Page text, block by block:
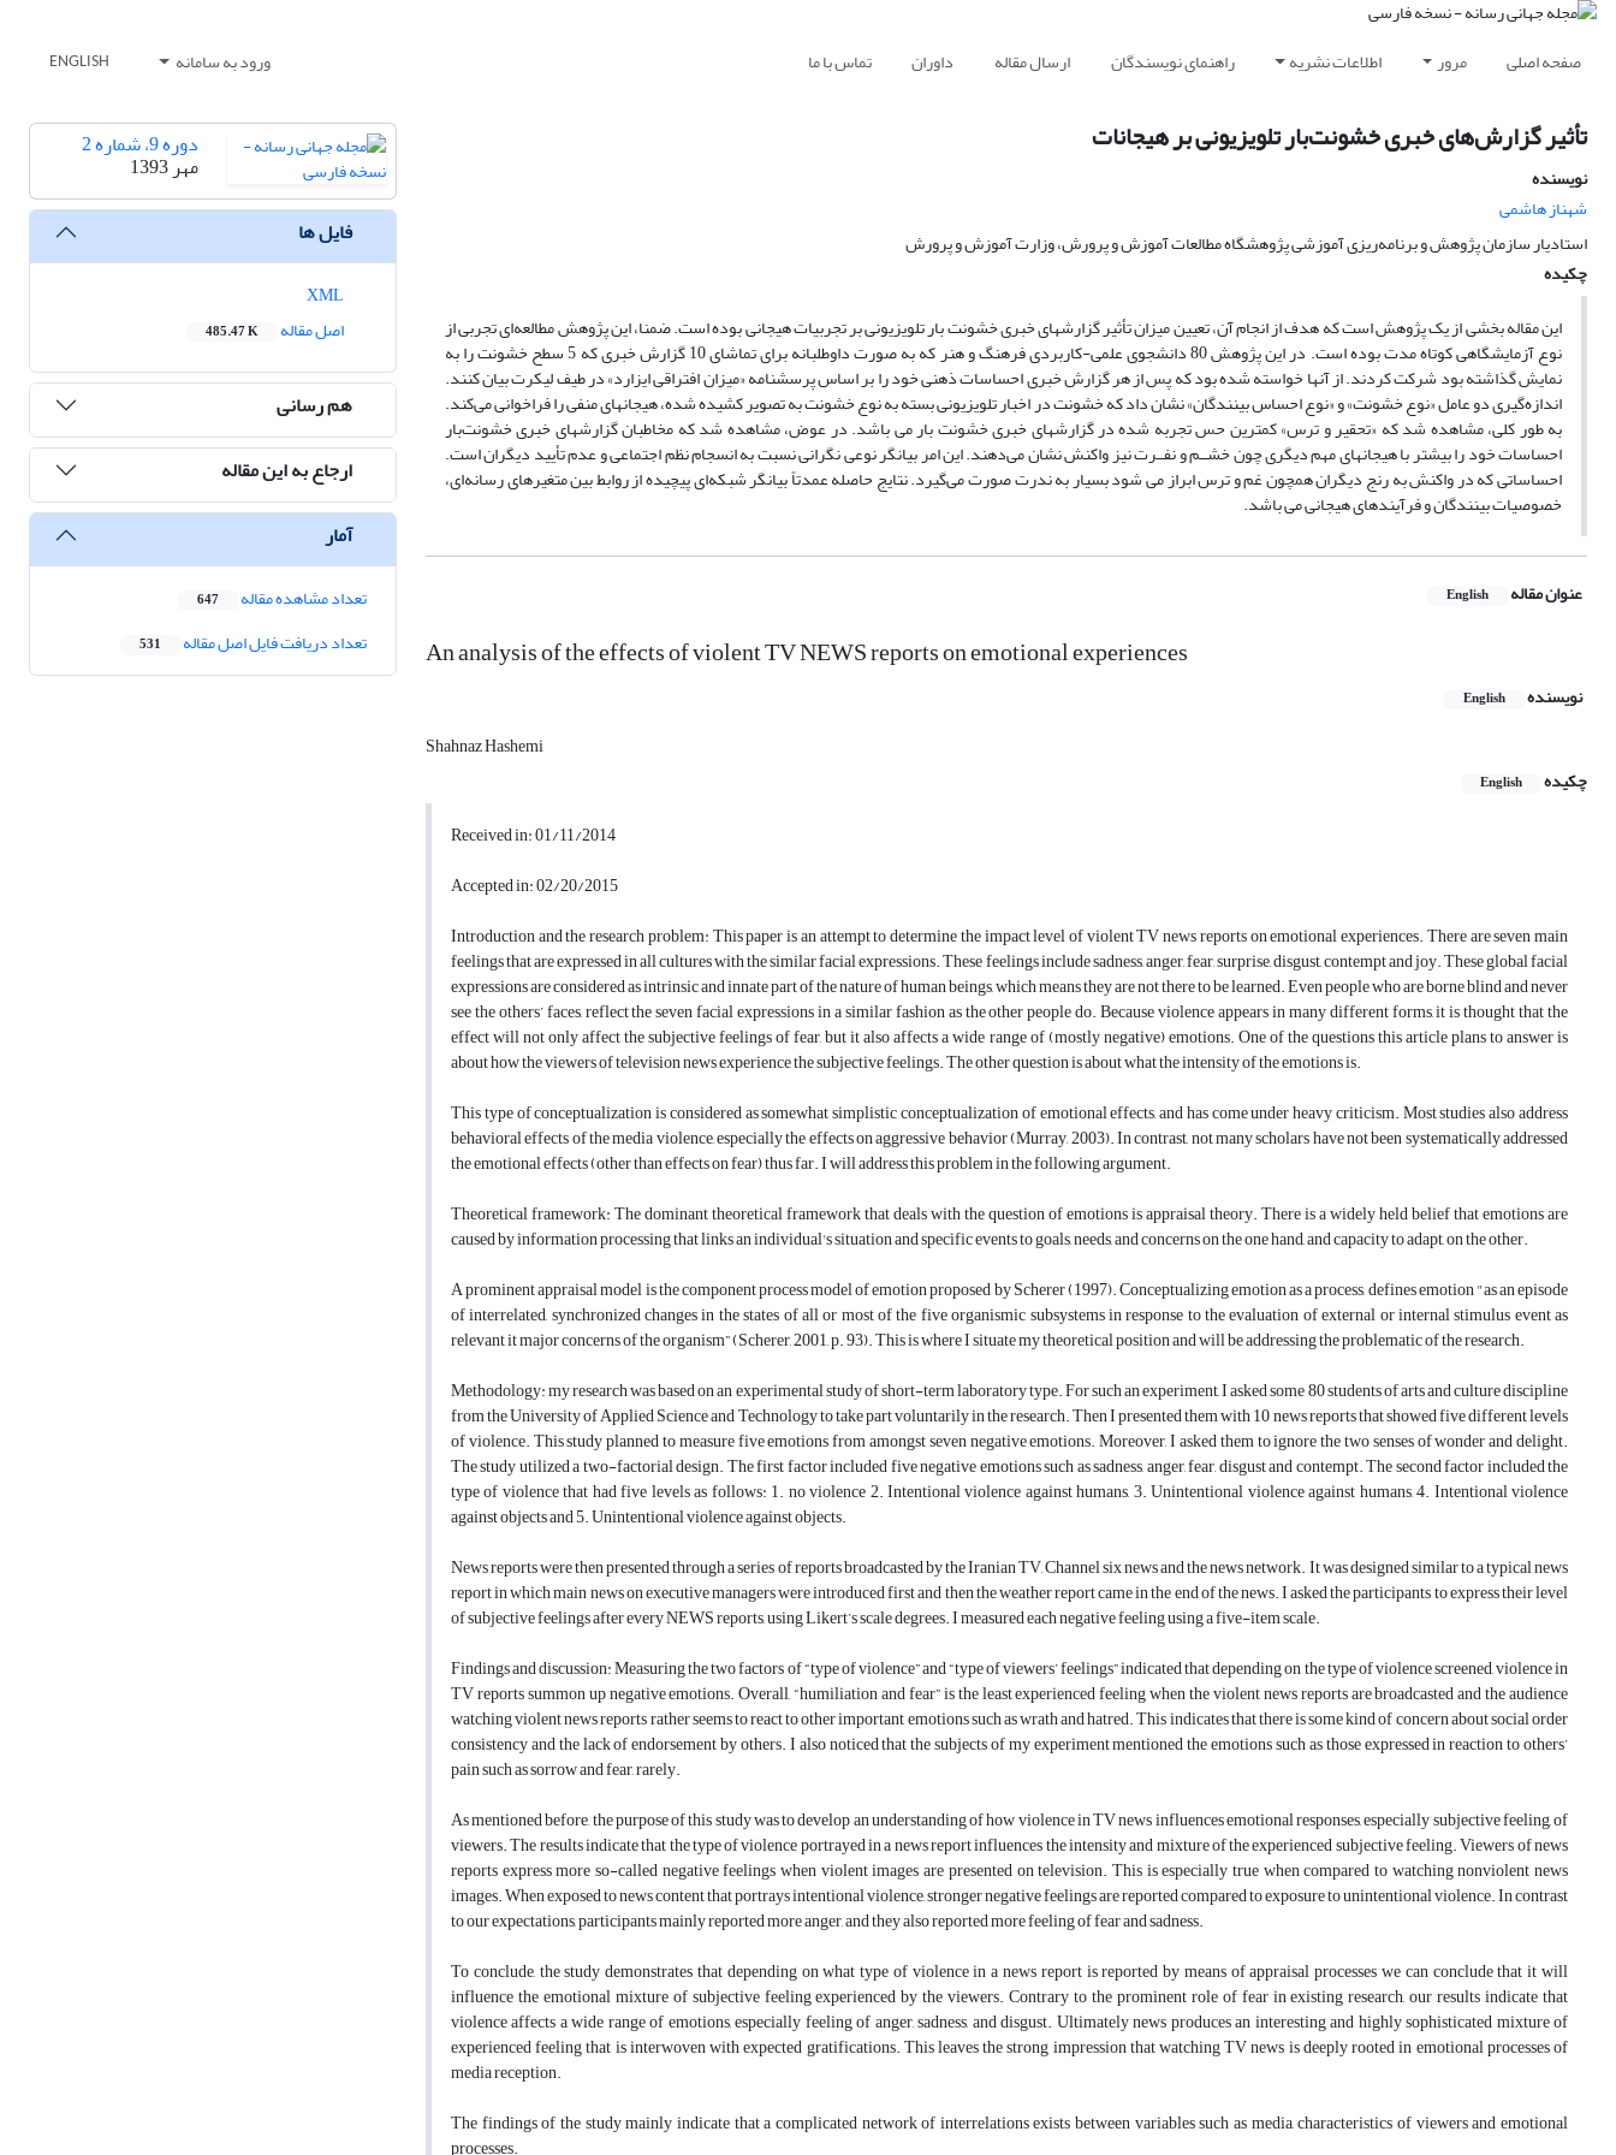
صفحه اصلی مرور اطلاعات نشریه راهنمای نویسندگان ارسال مقاله داوران تماس با ما ورود به سامانه ENGLISH
تأثیر گزارش‌های خبری خشونت‌بار تلویزیونی بر هیجانات
نویسنده
شهناز هاشمی
استادیار سازمان پژوهش و برنامه‌ریزی آموزشی پژوهشگاه مطالعات آموزش و پرورش، وزارت آموزش و پرورش
چکیده
این مقاله بخشی از یک پژوهش است که هدف از انجام آن، تعیین میزان تأثیر گزارش­های خبری خشونت بار تلویزیونی بر تجربیات هیجانی بوده است. ضمنا، این پژوهش مطالعه‌ای تجربی از
نوع آزمایشگاهی کوتاه مدت بوده است. در این پژوهش 80 دانشجوی علمی-کاربردی فرهنگ و هنر که به صورت داوطلبانه برای تماشای 10 گزارش خبری که 5 سطح خشونت را به
نمایش گذاشته بود شرکت کردند. از آنها خواسته شده بود که پس از هر گزارش خبری احساسات ذهنی خود را بر اساس پرسشنامه «میزان افتراقی ایزارد» در طیف لیکرت بیان کنند.
اندازه‌گیری دو عامل «نوع خشونت» و «نوع احساس بینندگان» نشان داد که خشونت در اخبار تلویزیونی بسته به نوع خشونت به تصویر کشیده شده، هیجان­های منفی را فراخوانی می‌کند.
به طور کلی، مشاهده شد که «تحقیر و ترس» کمترین حس تجربه شده در گزارش­های خبری خشونت بار می باشد. در عوض، مشاهده شد که مخاطبان گزارش­های خبری خشونت‌بار
احساسات خود را بیشتر با هیجان­های مهم دیگری چون خشــم و نفــرت نیز واکنش نشان می‌دهند. این امر بیانگر نوعی نگرانی نسبت به انسجام نظم اجتماعی و عدم تأیید دیگران است.
احساساتی که در واکنش به رنج دیگران همچون غم و ترس ابراز می شود بسیار به ندرت صورت می‌گیرد. نتایج حاصله عمدتاً بیانگر شبکه‌ای پیچیده از روابط بین متغیرهای رسانه‌ای،
خصوصیات بینندگان و فرآیندهای هیجانی می باشد.
عنوان مقاله English
An analysis of the effects of violent TV NEWS reports on emotional experiences
نویسنده English
Shahnaz Hashemi
چکیده
English
Received in: 01/11/2014
Accepted in: 02/20/2015
Introduction and the research problem: This paper is an attempt to determine the impact level of violent TV news reports on emotional experiences. There are seven main
feelings that are expressed in all cultures with the similar facial expressions. These feelings include sadness, anger, fear, surprise, disgust, contempt and joy. These global facial
expressions are considered as intrinsic and innate part of the nature of human beings, which means they are not there to be learned. Even people who are borne blind and never
see the others’ faces, reflect the seven facial expressions in a similar fashion as the other people do. Because violence appears in many different forms, it is thought that the
effect will not only affect the subjective feelings of fear, but it also affects a wide range of (mostly negative) emotions. One of the questions this article plans to answer is
about how the viewers of television news experience the subjective feelings. The other question is about what the intensity of the emotions is.
This type of conceptualization is considered as somewhat simplistic conceptualization of emotional effects, and has come under heavy criticism. Most studies also address
behavioral effects of the media violence, especially the effects on aggressive behavior (Murray, 2003). In contrast, not many scholars have not been systematically addressed
the emotional effects (other than effects on fear) thus far. I will address this problem in the following argument.
Theoretical framework: The dominant theoretical framework that deals with the question of emotions is appraisal theory. There is a widely held belief that emotions are
caused by information processing that links an individual's situation and specific events to goals, needs, and concerns on the one hand, and capacity to adapt, on the other.
A prominent appraisal model is the component process model of emotion proposed by Scherer (1997). Conceptualizing emotion as a process, defines emotion "as an episode
of interrelated, synchronized changes in the states of all or most of the five organismic subsystems in response to the evaluation of external or internal stimulus event as
relevant it major concerns of the organism” (Scherer, 2001, p. 93). This is where I situate my theoretical position and will be addressing the problematic of the research.
Methodology: my research was based on an experimental study of short-term laboratory type. For such an experiment, I asked some 80 students of arts and culture discipline
from the University of Applied Science and Technology to take part voluntarily in the research. Then I presented them with 10 news reports that showed five different levels
of violence. This study planned to measure five emotions from amongst seven negative emotions. Moreover, I asked them to ignore the two senses of wonder and delight.
The study utilized a two-factorial design. The first factor included five negative emotions such as sadness, anger, fear, disgust and contempt. The second factor included the
type of violence that had five levels as follows: 1. no violence 2. Intentional violence against humans, 3. Unintentional violence against humans, 4. Intentional violence
against objects and 5. Unintentional violence against objects.
News reports were then presented through a series of reports broadcasted by the Iranian TV, Channel six news and the news network. It was designed similar to a typical news
report in which main news on executive managers were introduced first and then the weather report came in the end of the news. I asked the participants to express their level
of subjective feelings after every NEWS reports, using Likert’s scale degrees. I measured each negative feeling using a five-item scale.
Findings and discussion: Measuring the two factors of “type of violence” and “type of viewers’ feelings” indicated that depending on the type of violence screened, violence in
TV reports summon up negative emotions. Overall, “humiliation and fear” is the least experienced feeling when the violent news reports are broadcasted and the audience
watching violent news reports rather seems to react to other important emotions such as wrath and hatred. This indicates that there is some kind of concern about social order
consistency and the lack of endorsement by others. I also noticed that the subjects of my experiment mentioned the emotions such as those expressed in reaction to others’
pain such as sorrow and fear, rarely.
As mentioned before, the purpose of this study was to develop an understanding of how violence in TV news influences emotional responses, especially subjective feeling, of
viewers. The results indicate that the type of violence portrayed in a news report influences the intensity and mixture of the experienced subjective feeling. Viewers of news
reports express more so-called negative feelings when violent images are presented on television. This is especially true when compared to watching nonviolent news
images. When exposed to news content that portrays intentional violence, stronger negative feelings are reported compared to exposure to unintentional violence. In contrast
to our expectations, participants mainly reported more anger, and they also reported more feeling of fear and sadness.
To conclude, the study demonstrates that depending on what type of violence in a news report is reported by means of appraisal processes we can conclude that it will
influence the emotional mixture of subjective feeling experienced by the viewers. Contrary to the prominent role of fear in existing research, our results indicate that
violence affects a wide range of emotions, especially feeling of anger, sadness, and disgust. Ultimately news produces an interesting and highly sophisticated mixture of
experienced feeling that is interwoven with expected gratifications. This leaves the strong impression that watching TV news is deeply rooted in emotional processes of
media reception.
The findings of the study mainly indicate that a complicated network of interrelations exists between variables such as media, characteristics of viewers and emotional
دوره 9، شماره 2
مهر 1393
فایل ها
اصل مقاله
485.47 K
هم رسانی
ارجاع به این مقاله
آمار
تعداد مشاهده مقاله 647
تعداد دریافت فایل اصل مقاله 531